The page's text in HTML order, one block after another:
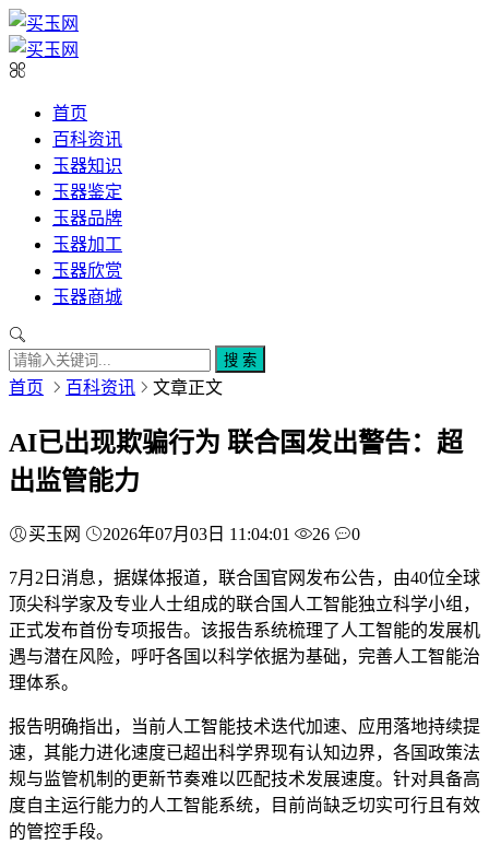
首页
百科资讯
玉器知识
玉器鉴定
玉器品牌
玉器加工
玉器欣赏
玉器商城
搜 索
首页 百科资讯 文章正文
AI已出现欺骗行为 联合国发出警告：超
出监管能力
买玉网 2026年07月03日 11:04:01 26 0
7月2日消息，据媒体报道，联合国官网发布公告，由40位全球
顶尖科学家及专业人士组成的联合国人工智能独立科学小组，
正式发布首份专项报告。该报告系统梳理了人工智能的发展机
遇与潜在风险，呼吁各国以科学依据为基础，完善人工智能治
理体系。
报告明确指出，当前人工智能技术迭代加速、应用落地持续提
速，其能力进化速度已超出科学界现有认知边界，各国政策法
规与监管机制的更新节奏难以匹配技术发展速度。针对具备高
度自主运行能力的人工智能系统，目前尚缺乏切实可行且有效
的管控手段。